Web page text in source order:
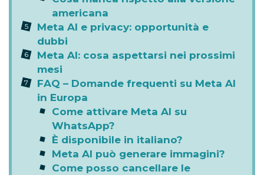
americana
Meta AI e privacy: opportunità e
dubbi
Meta AI: cosa aspettarsi nei prossimi
mesi
FAQ – Domande frequenti su Meta AI
in Europa
Come attivare Meta AI su
WhatsApp?
È disponibile in italiano?
Meta AI può generare immagini?
Come posso cancellare le